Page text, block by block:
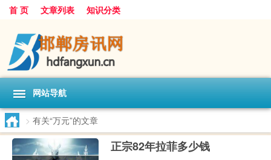
首 页 文章列表 知识分类
网站导航
> 有关“万元”的文章
正宗82年拉菲多少钱